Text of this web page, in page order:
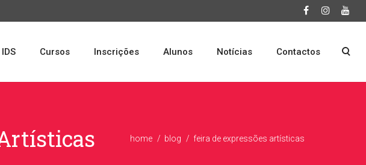
Cursos Inscrições Alunos Notícias Contactos
home blog feira de expressões artísticas